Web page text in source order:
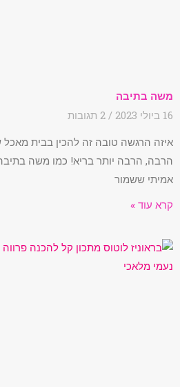
משה בתיבה
16 ביולי 2023
איזה הרגשה טובה זה להכין בבית מאכל
הרבה, הרבה יותר בריא! כמו משה
אמיתי ששמור
קרא עוד »